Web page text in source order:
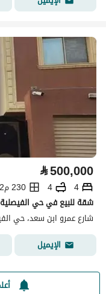
⃁500,000
4
4
230 م2
شقة للبيع في حي
شارع عمرو ابن سعد، حي
الإيميل